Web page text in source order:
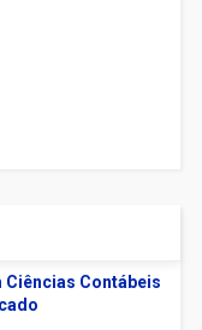
Ciências Contábeis